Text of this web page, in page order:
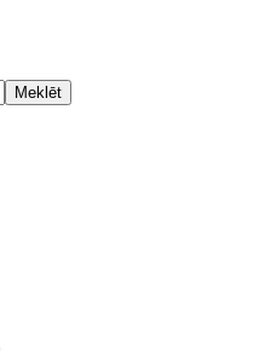
Meklēt